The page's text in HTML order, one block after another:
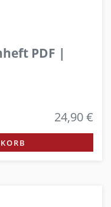
PDF |
24,90 €